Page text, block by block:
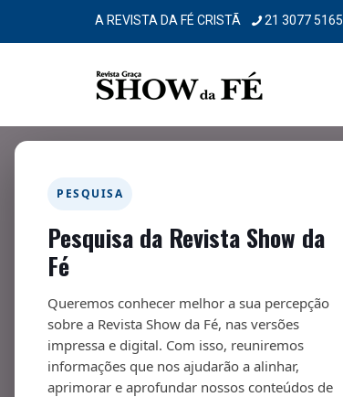
A REVISTA DA FÉ CRISTÃ 21 3077 5165
PESQUISA
Pesquisa da Revista Show da
Fé
Queremos conhecer melhor a sua percepção
sobre a Revista Show da Fé, nas versões
impressa e digital. Com isso, reuniremos
informações que nos ajudarão a alinhar,
aprimorar e aprofundar nossos conteúdos de